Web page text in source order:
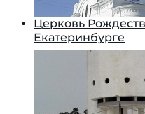
Церковь
Екатеринбурге